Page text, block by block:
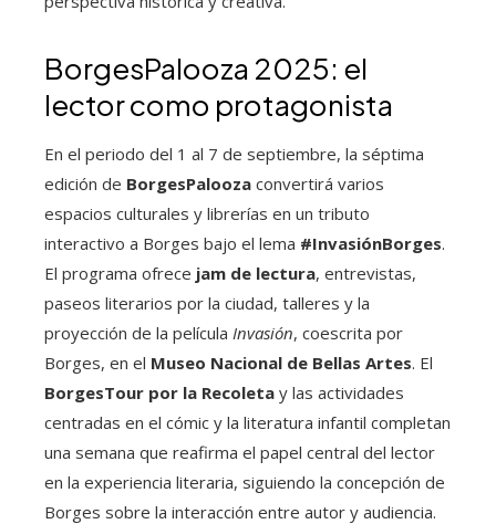
BorgesPalooza 2025: el
lector como protagonista
En el periodo del 1 al 7 de septiembre, la séptima
edición de BorgesPalooza convertirá varios
espacios culturales y librerías en un tributo
interactivo a Borges bajo el lema #InvasiónBorges.
El programa ofrece jam de lectura, entrevistas,
paseos literarios por la ciudad, talleres y la
proyección de la película Invasión, coescrita por
Borges, en el Museo Nacional de Bellas Artes. El
BorgesTour por la Recoleta y las actividades
centradas en el cómic y la literatura infantil completan
una semana que reafirma el papel central del lector
en la experiencia literaria, siguiendo la concepción de
Borges sobre la interacción entre autor y audiencia.